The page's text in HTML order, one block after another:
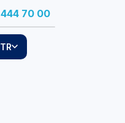
444 70 00
TR